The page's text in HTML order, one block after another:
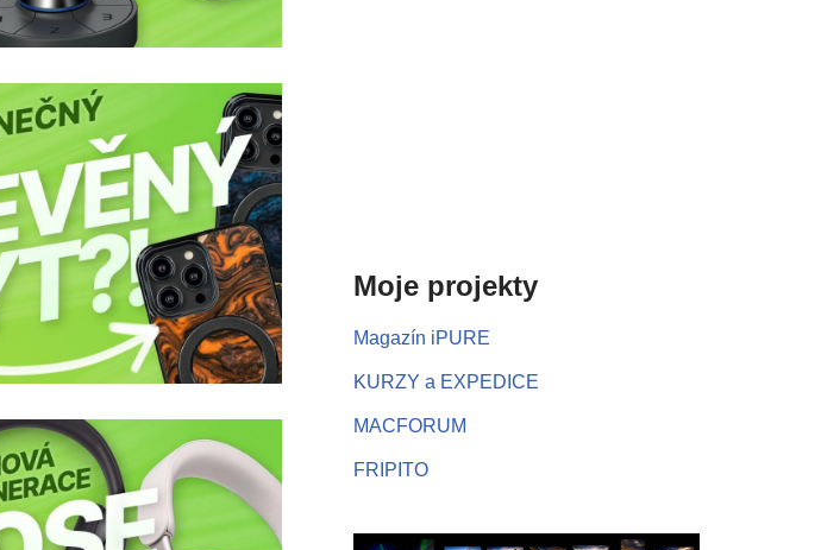
Moje projekty
Magazín iPURE
KURZY a EXPEDICE
MACFORUM
FRIPITO